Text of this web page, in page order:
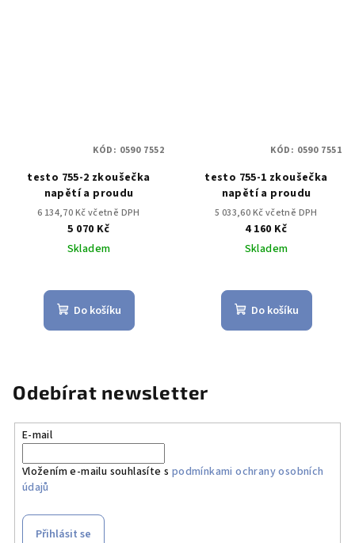
testo 755-2 zkoušečka
napětí a proudu
6 134,70 Kč včetně DPH
5 070 Kč
Skladem
Do košíku
KÓD: 0590 7552
testo 755-1 zkoušečka
napětí a proudu
5 033,60 Kč včetně DPH
4 160 Kč
Skladem
Do košíku
KÓD: 0590 7551
Odebírat newsletter
E-mail
Vložením e-mailu souhlasíte s podmínkami ochrany osobních
údajů
Přihlásit se